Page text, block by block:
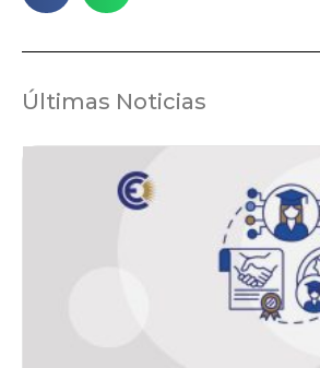
Últimas Noticias